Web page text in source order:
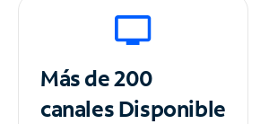
Más de 200
canalesDisponible